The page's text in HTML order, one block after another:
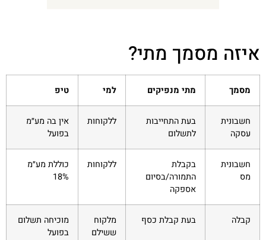
איזה מסמך מתי?
מסמך מתי מנפיקים למי טיפ
חשבונית
עסקה
בעת התחייבות
לתשלום
ללקוחות
אין בה מע״מ
בפועל
חשבונית
מס
בקבלת
התמורה/בסיום
אספקה
ללקוחות
כוללת מע״מ
18%
קבלה בעת קבלת כסף
מלקוח
ששילם
מוכיחה תשלום
בפועל